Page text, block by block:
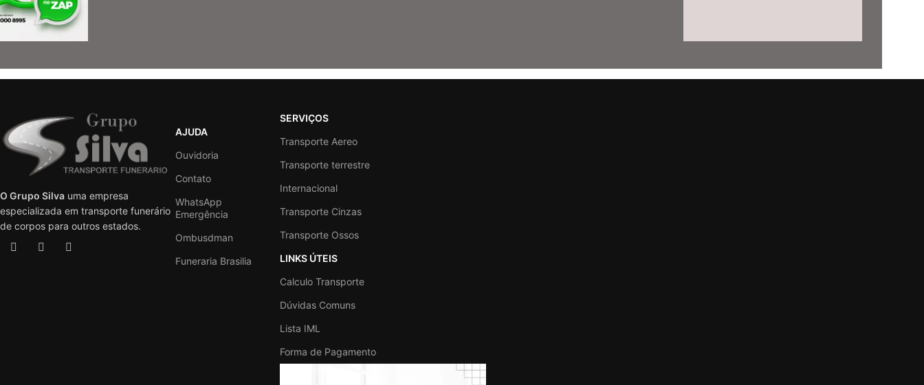
O Grupo Silva uma empresa
especializada em transporte funerário
de corpos para outros estados.
AJUDA
Ouvidoria
Contato
WhatsApp
Emergência
Ombusdman
Funeraria Brasilia
SERVIÇOS
Transporte Aereo
Transporte terrestre
Internacional
Transporte Cinzas
Transporte Ossos
LINKS ÚTEIS
Calculo Transporte
Dúvidas Comuns
Lista IML
Forma de Pagamento